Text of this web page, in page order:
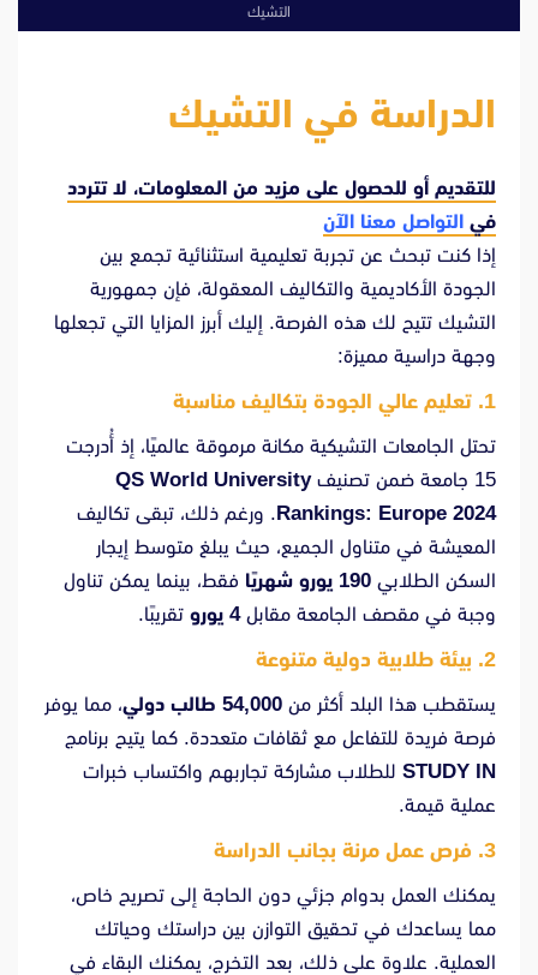
التشيك
الدراسة في التشيك
للتقديم أو للحصول على مزيد من المعلومات، لا تتردد
في التواصل معنا الآن
إذا كنت تبحث عن تجربة تعليمية استثنائية تجمع بين
الجودة الأكاديمية والتكاليف المعقولة، فإن جمهورية
التشيك تتيح لك هذه الفرصة. إليك أبرز المزايا التي تجعلها
وجهة دراسية مميزة:
1. تعليم عالي الجودة بتكاليف مناسبة
تحتل الجامعات التشيكية مكانة مرموقة عالميًا، إذ أُدرجت
15 جامعة ضمن تصنيف
QS World University
Rankings: Europe 2024. ورغم ذلك، تبقى تكاليف
المعيشة في متناول الجميع، حيث يبلغ متوسط إيجار
السكن الطلابي 190 يورو شهريًا
فقط، بينما يمكن تناول
وجبة في مقصف الجامعة مقابل4 يورو تقريبًا.
2. بيئة طلابية دولية متنوعة
يستقطب هذا البلد أكثر من 54,000 طالب دولي
، مما يوفر
فرصة فريدة للتفاعل مع ثقافات متعددة. كما يتيح برنامج
STUDY IN للطلاب مشاركة تجاربهم واكتساب خبرات
عملية قيمة.
3. فرص عمل مرنة بجانب الدراسة
يمكنك العمل بدوام جزئي دون الحاجة إلى تصريح خاص،
مما يساعدك في تحقيق التوازن بين دراستك وحياتك
العملية. علاوة على ذلك، بعد التخرج، يمكنك البقاء في